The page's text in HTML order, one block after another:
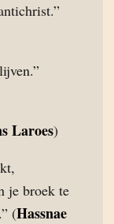
Laroes)
je broek te
(Hassnae